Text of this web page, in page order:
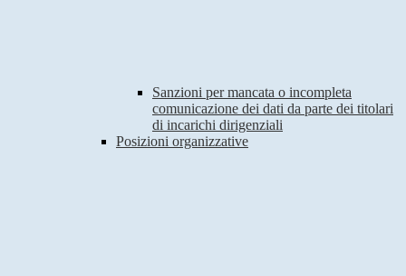
Sanzioni per mancata o incompleta
comunicazione dei dati da parte dei titolari
di incarichi dirigenziali
Posizioni organizzative